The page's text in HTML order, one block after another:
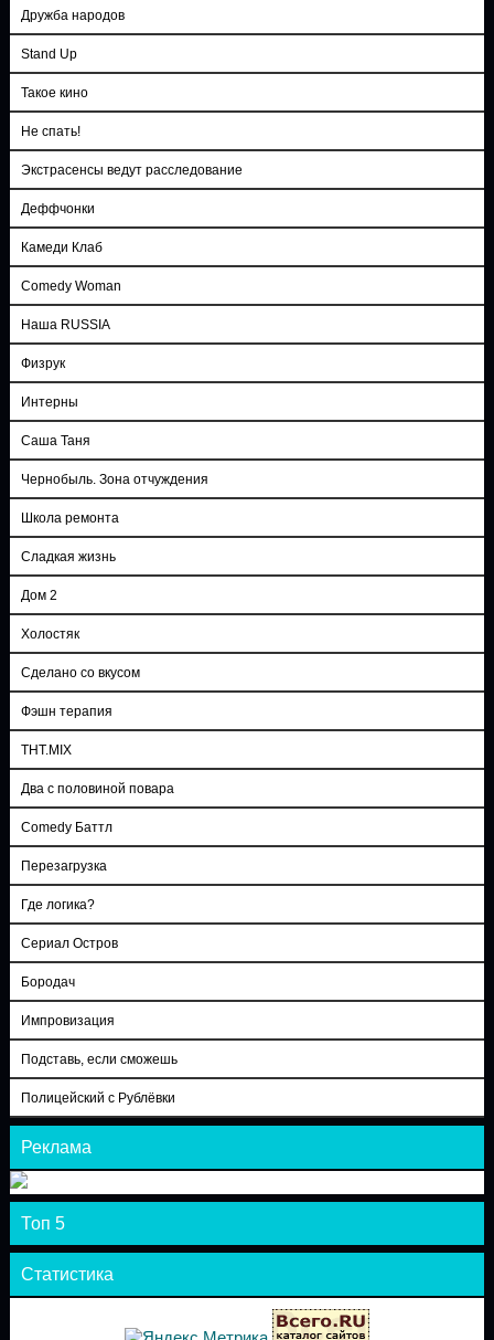
Дружба народов
Stand Up
Такое кино
Не спать!
Экстрасенсы ведут расследование
Деффчонки
Камеди Клаб
Comedy Woman
Наша RUSSIA
Физрук
Интерны
Саша Таня
Чернобыль. Зона отчуждения
Школа ремонта
Сладкая жизнь
Дом 2
Холостяк
Сделано со вкусом
Фэшн терапия
ТНТ.MIX
Два с половиной повара
Comedy Баттл
Перезагрузка
Где логика?
Сериал Остров
Бородач
Импровизация
Подставь, если сможешь
Полицейский с Рублёвки
Реклама
Топ 5
Статистика